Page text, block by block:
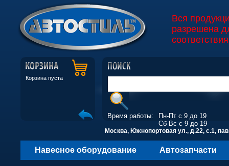
Вся
разрешена
Корзина пуста
Время работы:
Пн-Пт с 9 до 19
Сб-Вс с 9 до 19
Москва, Южнопортовая ул., д.22, с.1,
Навесное оборудование Автозапчасти